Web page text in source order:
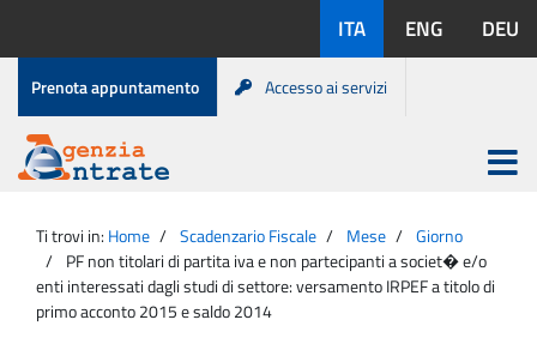
contenuto
disponibili:
ITA ENG DEU
Menu
di
servizio
Prenota appuntamento Accesso ai servizi
Agenzia
Entrate
Apri
menu
principale
Ti trovi in: Home Scadenzario Fiscale Mese
Giorno
PF non titolari di partita iva e non partecipanti a societ� e/o
enti interessati dagli studi di settore: versamento IRPEF a titolo di
primo acconto 2015 e saldo 2014